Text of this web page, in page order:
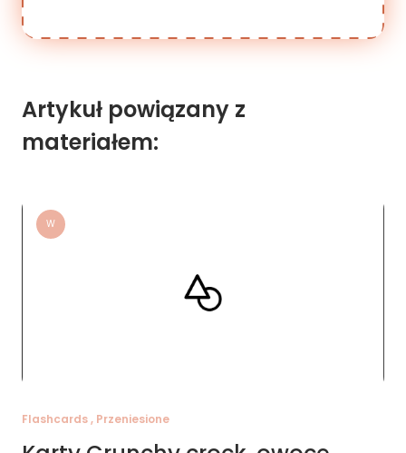
Artykuł powiązany z
materiałem:
W
Flashcards , Przeniesione